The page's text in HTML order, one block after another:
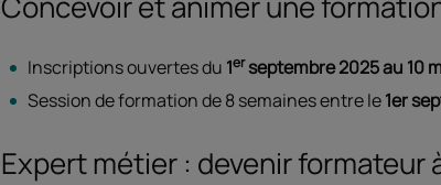
Inscriptions ouvertes du 1erseptembre 2025 au 10
Session de formation de 8 semaines entre le1er
Expert métier : devenir formateur